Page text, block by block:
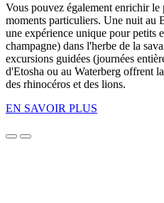
Vous pouvez également enrichir
moments particuliers. Une nuit
une expérience unique pour petits
champagne) dans l'herbe de la
excursions guidées (journées
d'Etosha ou au Waterberg offrent
des rhinocéros et des lions.
EN SAVOIR PLUS